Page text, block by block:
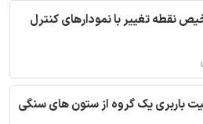
نقطه تغییر با نمودارهای کنترل
باربری یک گروه از ستون های سنگی